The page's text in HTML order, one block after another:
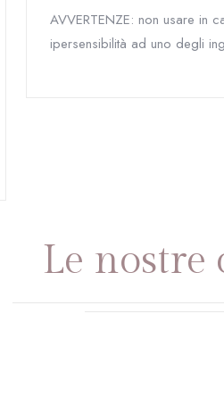
AVVERTENZE: non usare in
ipersensibilità ad uno degli
Le